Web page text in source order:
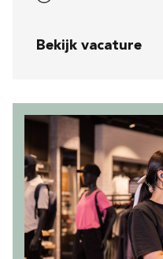
Bekijk vacature